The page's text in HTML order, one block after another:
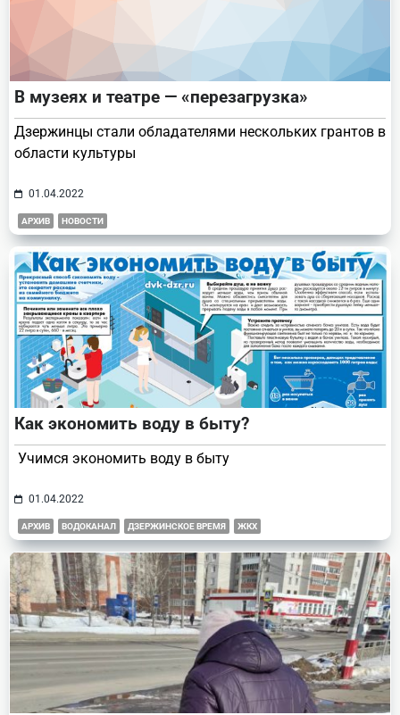
В музеях и театре — «перезагрузка»
Дзержинцы стали обладателями нескольких грантов в
области культуры
01.04.2022
АРХИВ НОВОСТИ
Как экономить воду в быту?
Учимся экономить воду в быту
01.04.2022
АРХИВ ВОДОКАНАЛ ДЗЕРЖИНСКОЕ ВРЕМЯ ЖКХ